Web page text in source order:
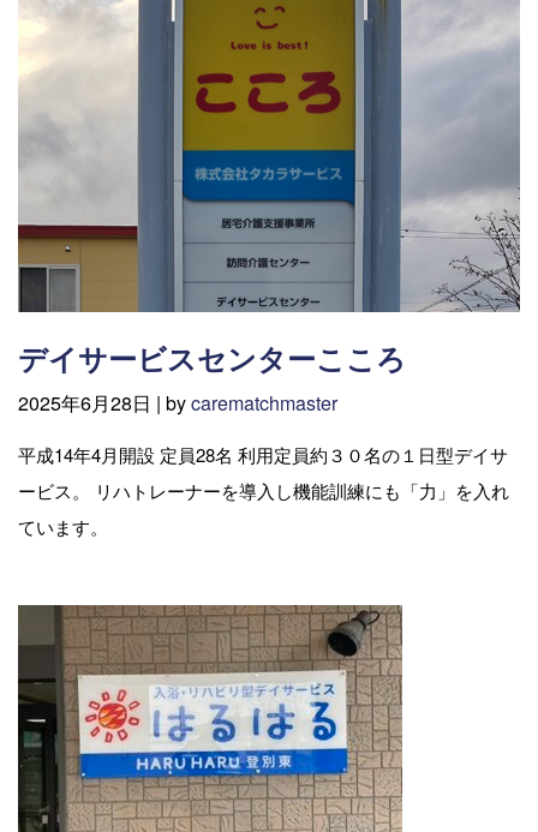
デイサービスセンターこころ
2025年6月28日 | bycarematchmaster
平成14年4月開設 定員28名 利用定員約３０名の１日型デイサ
ービス。 リハトレーナーを導入し機能訓練にも「力」を入れ
ています。